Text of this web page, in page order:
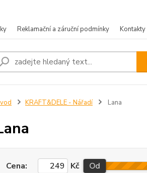
Reklamační a záruční podmínky Kontakty
KRAFT&DELE - Nářadí Lana
Cena: Kč Od